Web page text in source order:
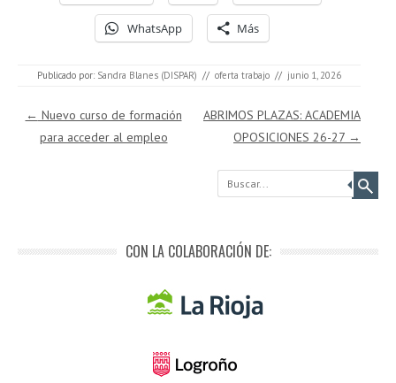
WhatsApp Más
Publicado por: Sandra Blanes (DISPAR) // oferta trabajo // junio 1, 2026
Navegación de entradas
← Nuevo curso de formación
para acceder al empleo
ABRIMOS PLAZAS: ACADEMIA
OPOSICIONES 26-27 →
Buscar
CON LA COLABORACIÓN DE: